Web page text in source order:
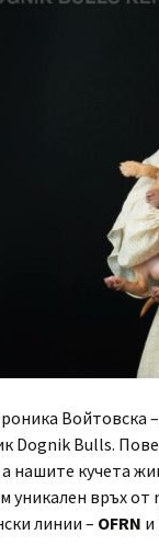
Войтовска
Dognik Bulls.
нашите кучета
уникален връх
линии – OFRN и